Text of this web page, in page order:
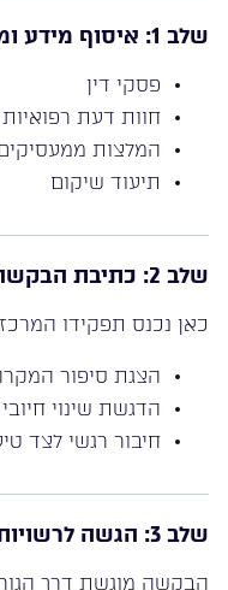
שלב 1: איסוף מידע ומסמכים
פסקי דין
חוות דעת רפואיות
המלצות ממעסיקים
תיעוד שיקום
שלב 2: כתיבת הבקשה
כאן נכנס תפקידו
הצגת סיפור
הדגשת שינוי חיובי
חיבור רגשי לצד
שלב 3: הגשה לרשויות
הבקשה מוגשת דרך